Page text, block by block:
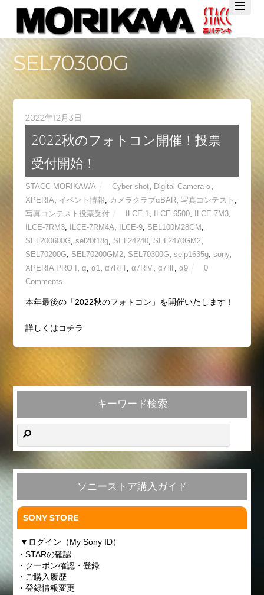
TwitterFacebook
YouTube
SEL70300G
2022年12月3日
2022秋のフォトコン開催！投票
受付開始！
STACC MORIKAWA Cyber-shot, Digital Camera α
XPERIA
イベント情報 カメラクラブαBAR, 写真コンテスト
写真コンテスト投票受付
ILCE-1 ILCE-6500, ILCE-7M3,
ILCE-7RM3, ILCE-7RM4A ILCE-9, SEL100M28GM
SEL200600G sel20f18g, SEL24240, SEL2470GM2,
SEL70200G
SEL70200GM2, SEL70300G selp1635g, sony,
XPERIA PRO I α α1 α7RⅢ α7RⅣ α7Ⅲ α9
0
Comments
本年最後の「2022秋のフォトコン」を開催いたします！
詳しくはコチラ
キーワード検索
ソニーストア購入ガイド
SONY STORE
▼ ログイン（My Sony ID）
・STARの確認
・クーポン確認・登録
・ご購入履歴
・登録情報変更